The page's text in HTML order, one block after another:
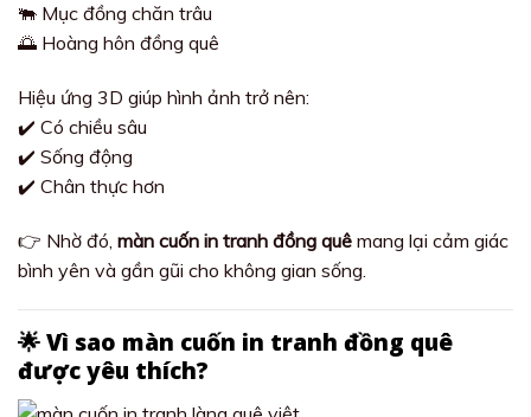
🐃 Mục đồng chăn trâu
🌅 Hoàng hôn đồng quê
Hiệu ứng 3D giúp hình ảnh trở nên:
✔️ Có chiều sâu
✔️ Sống động
✔️ Chân thực hơn
👉 Nhờ đó, màn cuốn in tranh đồng quê mang lại cảm giác
bình yên và gần gũi cho không gian sống.
🌟 Vì sao màn cuốn in tranh đồng quê
được yêu thích?